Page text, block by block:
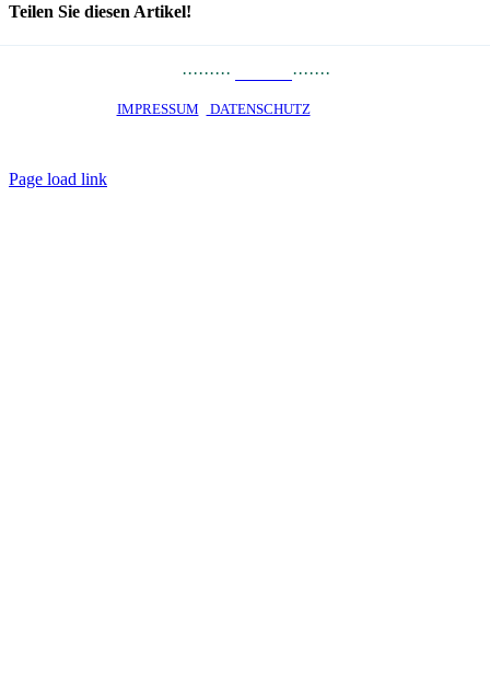
Teilen Sie diesen Artikel!
········· ·······
IMPRESSUM DATENSCHUTZ· © 2020 · OKO PRIVATE
Page load link